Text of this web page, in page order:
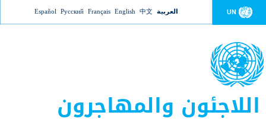
Jump to navigation UN العربية 中文
English
Français
Русский
Español
اللاجئون والمهاجرون